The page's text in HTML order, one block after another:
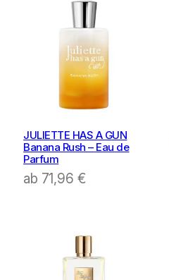
JULIETTE HAS A GUN
Banana Rush – Eau de
Parfum
ab 71,96 €